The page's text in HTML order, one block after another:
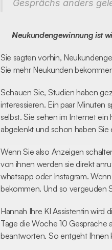
Gesprächs anders
Neukundengewinnung ist
Sie sagten vorhin,
Sie mehr Neukunden
Schauen Sie, Studien haben
interessieren. Ein paar Minuten
selbst. Sie sehen im Internet
abgelenkt und schon haben Sie
Wenn Sie also Anzeigen
von ihnen werden sie direkt
whatsapp oder Instagram.
bekommen. Und so vergeuden
Hannah Ihre KI Assistentin wird
Tage die Woche 10 Gespräche
beantworten. So entgeht Ihnen